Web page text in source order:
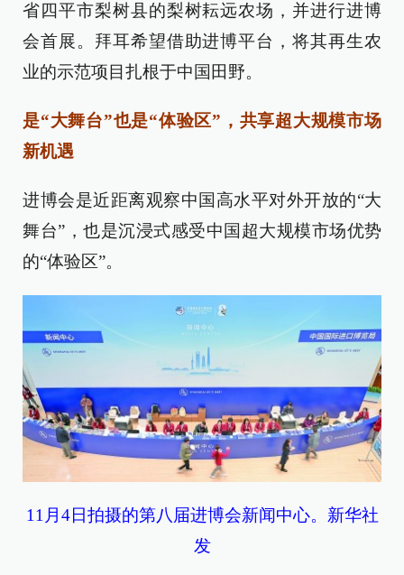
省四平市梨树县的梨树耘远农场，并进行进博
会首展。拜耳希望借助进博平台，将其再生农
业的示范项目扎根于中国田野。
是“大舞台”也是“体验区”，共享超大规模市场
新机遇
进博会是近距离观察中国高水平对外开放的“大
舞台”，也是沉浸式感受中国超大规模市场优势
的“体验区”。
11月4日拍摄的第八届进博会新闻中心。新华社
发